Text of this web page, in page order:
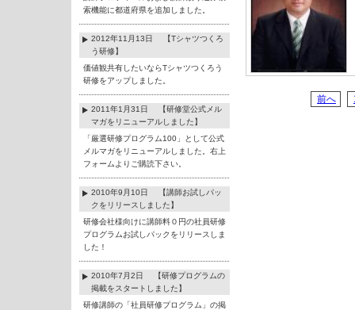
索機能に都道府県を追加しました。
2012年11月13日 【Tシャツつくろ
う研修】
価値観共有したいならTシャツつくろう
研修をアップしました。
2011年1月31日 【研修堂公式メル
マガをリニューアルしました】
「厳選研修プログラム100」として公式
メルマガをリニューアルしました。右上
フォームよりご購読下さい。
2010年9月10日 【講師お試しパッ
クをリリースしました】
研修会社様向けに講師料０円の社員研修
プログラムお試しパックをリリースしま
した！
2010年7月2日 【研修プログラムの
掲載をスタートしました】
研修講師の「社員研修プログラム」の掲
前へ